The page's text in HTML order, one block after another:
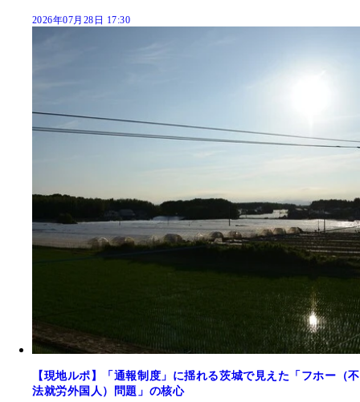
2026年07月28日 17:30
【現地ルポ】「通報制度」に揺れる茨城で見えた「フホー（不
法就労外国人）問題」の核心